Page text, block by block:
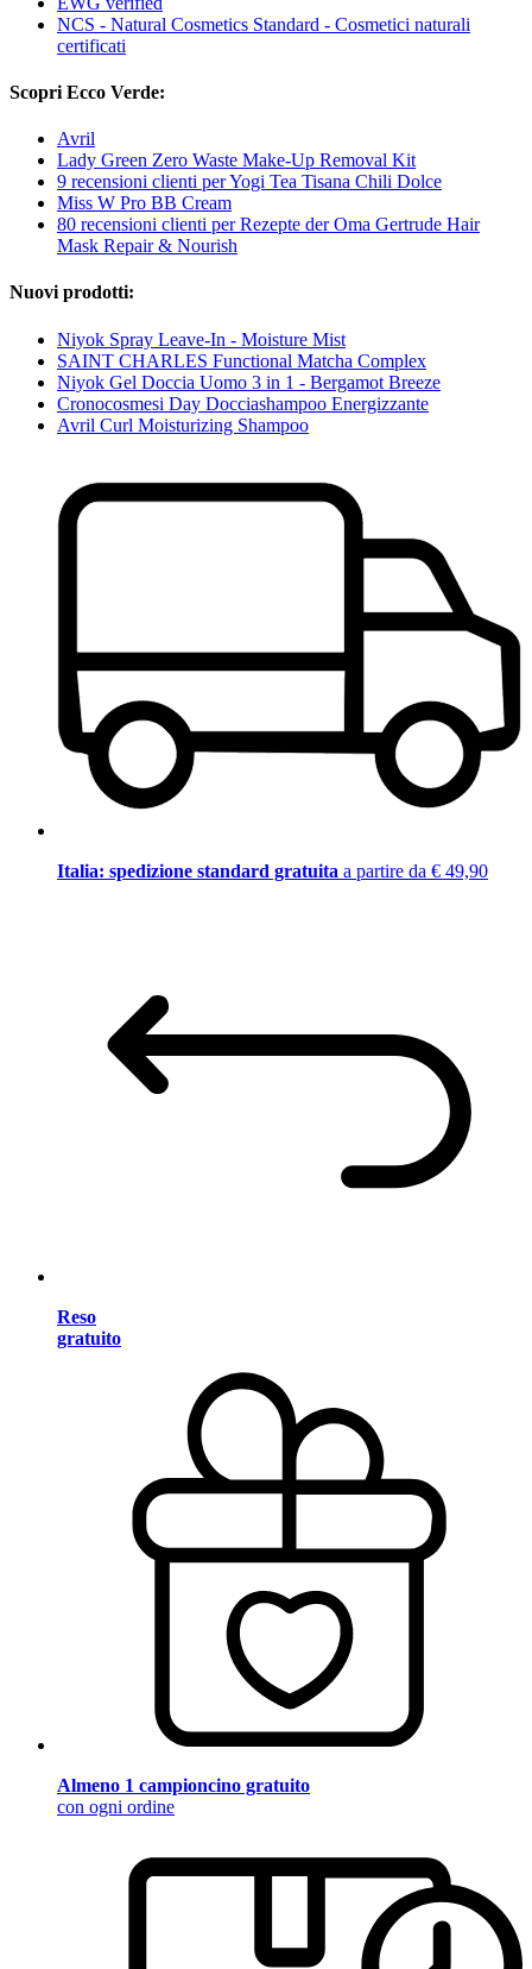
NCS - Natural Cosmetics Standard - Cosmetici naturali
certificati
Scopri Ecco Verde:
Avril
Lady Green Zero Waste Make-Up Removal Kit
9 recensioni clienti per Yogi Tea Tisana Chili Dolce
Miss W Pro BB Cream
80 recensioni clienti per Rezepte der Oma Gertrude Hair
Mask Repair & Nourish
Nuovi prodotti:
Niyok Spray Leave-In - Moisture Mist
SAINT CHARLES Functional Matcha Complex
Niyok Gel Doccia Uomo 3 in 1 - Bergamot Breeze
Cronocosmesi Day Docciashampoo Energizzante
Avril Curl Moisturizing Shampoo
Italia: spedizione standard gratuita a partire da € 49,90
Reso
gratuito
Almeno 1 campioncino gratuito
con ogni ordine